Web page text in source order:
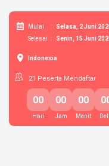
Mulai : Selasa, 2 Juni
Selesai : Senin, 15 Juni
Indonesia
00 00 00
Hari Jam Menit
21 Peserta Mendaftar